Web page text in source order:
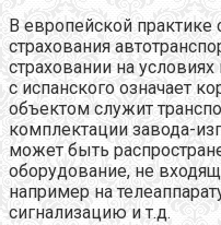
В европейской
страхования
страховании на
с испанского означает
объектом служит
комплектации завода-
может быть
оборудование, не
например на
сигнализацию и т.д.